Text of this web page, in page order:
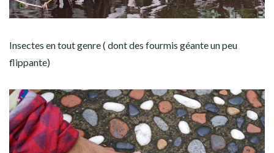
Insectes en tout genre ( dont des fourmis géante un peu
flippante)